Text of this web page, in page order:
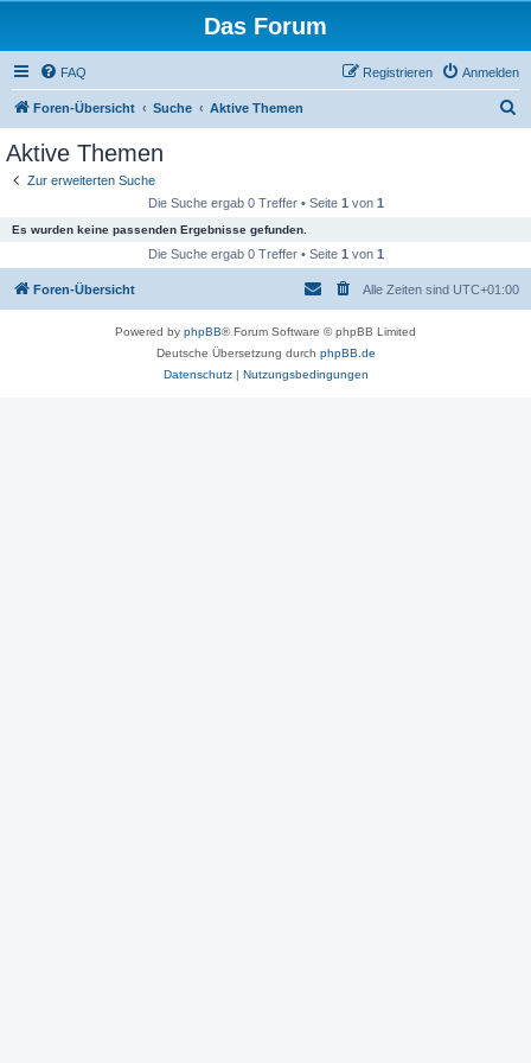
Das Forum
FAQ Anmelden
Registrieren
Foren-Übersicht Suche Aktive Themen
Aktive Themen
Zur erweiterten Suche
Die Suche ergab 0 Treffer • Seite 1 von 1
Es wurden keine passenden Ergebnisse gefunden.
Die Suche ergab 0 Treffer • Seite 1 von 1
Foren-Übersicht Alle Zeiten sind UTC+01:00
Powered by phpBB® Forum Software © phpBB Limited
Deutsche Übersetzung durch phpBB.de
Datenschutz| Nutzungsbedingungen